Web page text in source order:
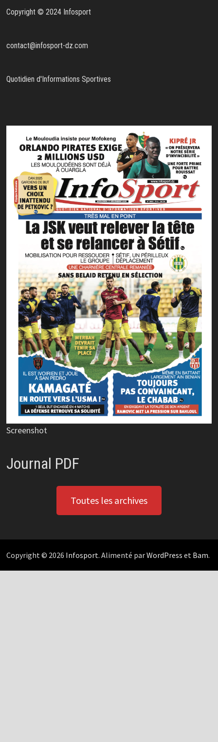
Copyright © 2024 Infosport
contact@infosport-dz.com
Quotidien d'Informations Sportives
Screenshot
Journal PDF
Toutes les archives
Copyright © 2026 Infosport. Alimenté parWordPress et Bam.